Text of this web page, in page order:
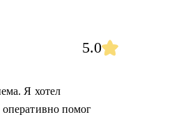
5.0
Я хотел
помог